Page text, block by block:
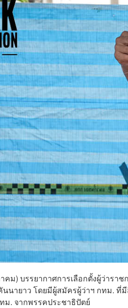
คม) บรรยากาศการเลือกตั้งผู้ว่ารา
นนายาว โดยมีผู้สมัครผู้ว่าฯ กทม.
ม. จากพรรคประชาธิปัตย์